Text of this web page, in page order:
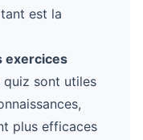
est la
exercices
sont utiles
plus efficaces